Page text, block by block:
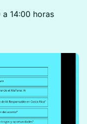
14:00 horas